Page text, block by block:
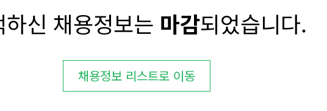
신 채용정보는 마감되었습니다.
채용정보 리스트로 이동